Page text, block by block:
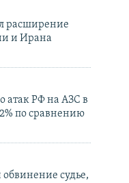
расширение
и Ирана
атак РФ на АЗС в
по сравнению
судье,